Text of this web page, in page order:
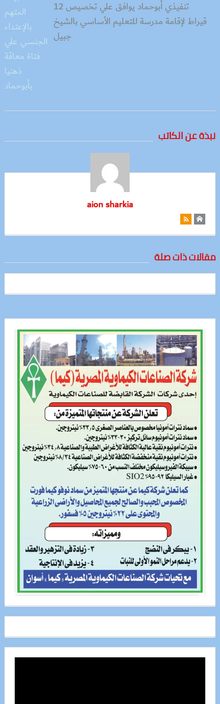
تنفيذي أبوحماد يوافق علي تخصيص 12
قيراط لإقامة مدرسة للتعليم الأساسي بالشيخ
جبيل
نبذة عن الكاتب
aion sharkia
مقالات ذات صلة